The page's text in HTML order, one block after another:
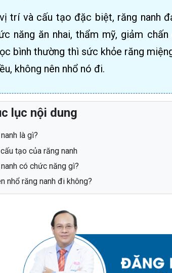
trí và cấu tạo đặc biệt, răng nanh
năng ăn nhai, thẩm mỹ, giảm
bình thường thì sức khỏe răng
không nên nhổ nó đi.
lục nội dung
là gì?
tạo của răng nanh
có chức năng gì?
nhổ răng nanh đi không?